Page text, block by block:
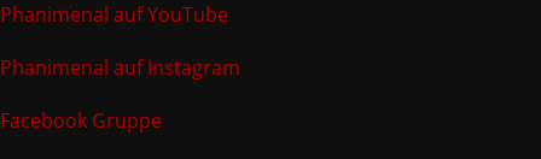
Phanimenal auf YouTube
Phanimenal auf Instagram
Facebook Gruppe